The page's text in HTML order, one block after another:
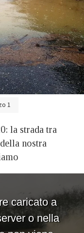
1
la strada tra
nostra